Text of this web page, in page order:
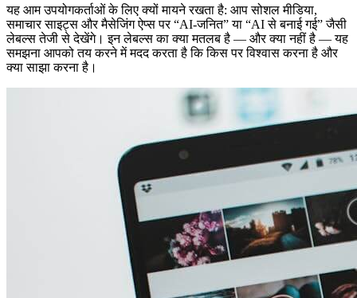
यह आम उपयोगकर्ताओं के लिए क्यों मायने रखता है: आप सोशल मीडिया,
समाचार साइट्स और मैसेजिंग ऐप्स पर “AI-जनित” या “AI से बनाई गई” जैसी
लेबल्स तेजी से देखेंगे। इन लेबल्स का क्या मतलब है — और क्या नहीं है — यह
समझना आपको तय करने में मदद करता है कि किस पर विश्वास करना है और
क्या साझा करना है।